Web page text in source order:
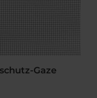
Gaze